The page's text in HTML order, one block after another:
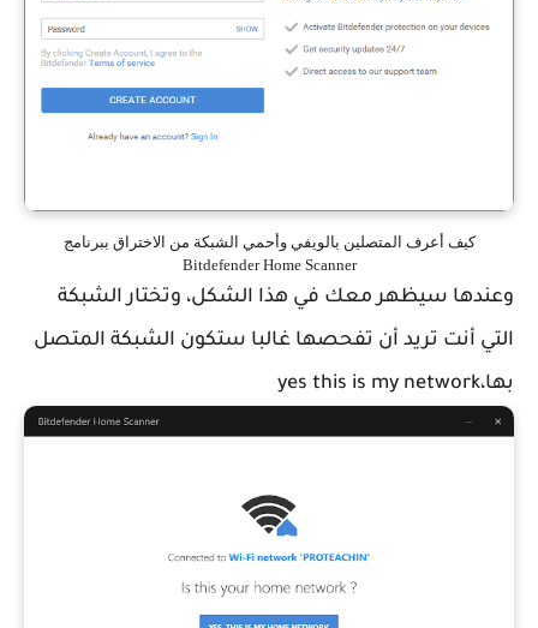
كيف أعرف المتصلين بالويفي وأحمي الشبكة من الاختراق ببرنامج
Bitdefender Home Scanner
وعندها سيظهر معك في هذا الشكل، وتختار الشبكة
التي أنت تريد أن تفحصها غالبا ستكون الشبكة المتصل
بها،yes this is my network